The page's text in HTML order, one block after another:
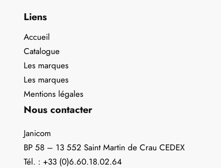
Liens
Accueil
Catalogue
Les marques
Les marques
Mentions légales
Nous contacter
Janicom
BP 58 – 13 552 Saint Martin de Crau CEDEX
Tél. : +33 (0)6.60.18.02.64